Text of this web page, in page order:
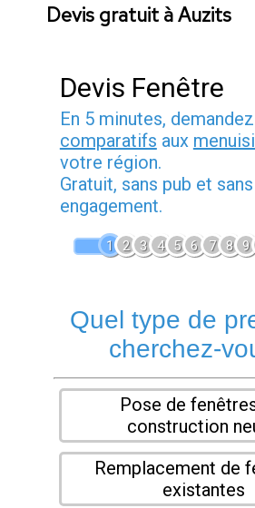
Devis gratuit à Auzits
Devis Fenêtre
En 5 minutes, demandez
comparatifs aux
votre région.
Gratuit, sans pub et sans
engagement.
1 2 3 4 5 6 7 8 9
Quel type de
cherchez-
Pose de
construction
Remplacement de
existantes